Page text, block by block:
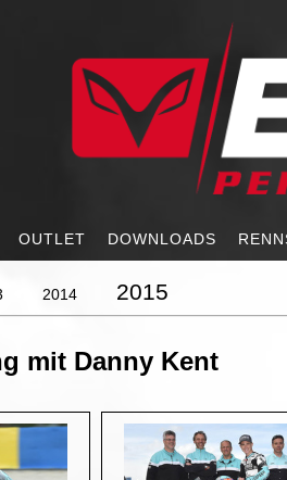
OUTLET DOWNLOADS
2014 2015
mit Danny Kent